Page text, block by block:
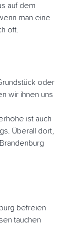
auf dem
man eine
oft.
oder
wir ihnen uns
ist auch
Überall dort,
befreien
tauchen